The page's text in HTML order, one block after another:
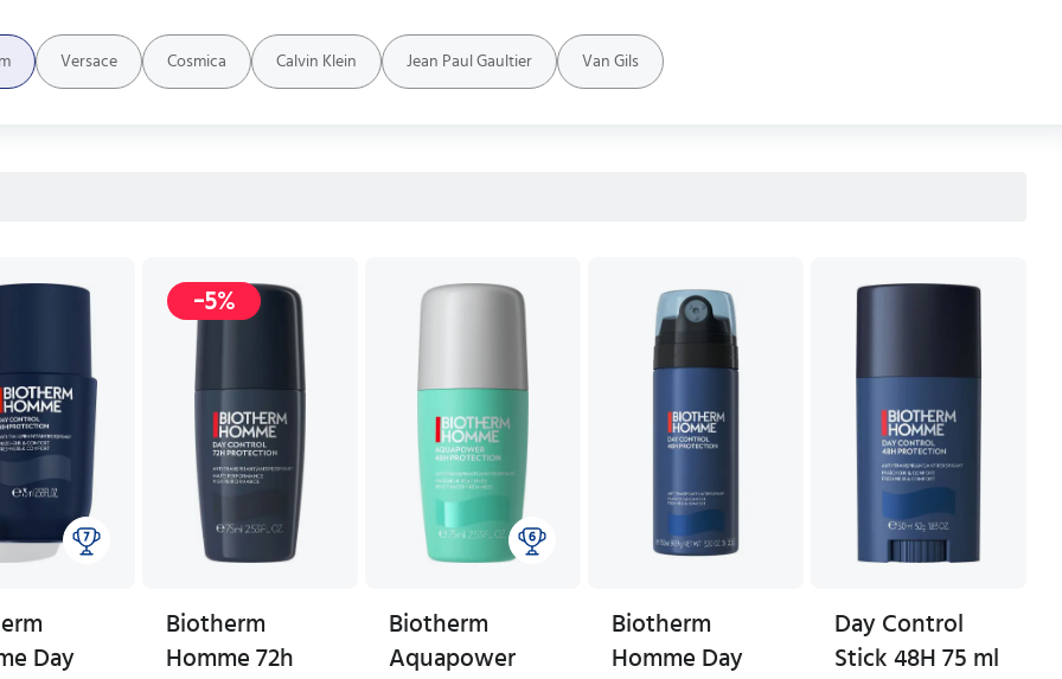
Versace Cosmica Calvin Klein Jean Paul Gaultier Van Gils
Day
-5%
Biotherm
Homme 72h
Biotherm
Aquapower
Biotherm
Homme Day
Day Control
Stick 48H 75 ml